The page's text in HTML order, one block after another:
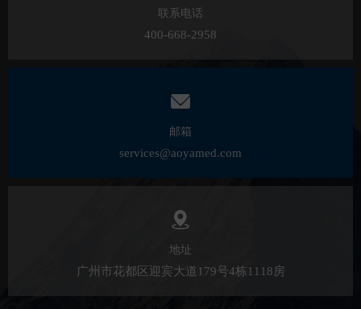
联系电话
400-668-2958
邮箱
services@aoyamed.com
地址
广州市花都区迎宾大道179号4栋1118房